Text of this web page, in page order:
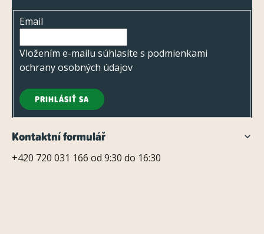
p
u
Email
Vložením e-mailu súhlasíte s podmienkami
ochrany osobných údajov
PRIHLÁSIŤ SA
Kontaktní formulář
+420 720 031 166 od 9:30 do 16:30